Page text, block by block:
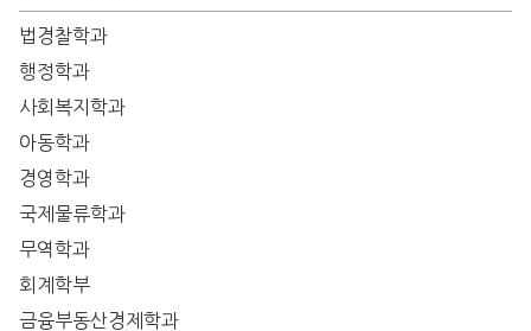
법경찰학과
행정학과
사회복지학과
아동학과
경영학과
국제물류학과
무역학과
회계학부
금융부동산경제학과